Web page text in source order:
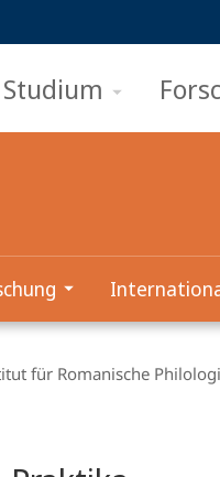
Studium
für Romanische